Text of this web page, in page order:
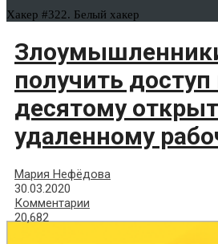
Хакер #322. Белый хакер
получить
десятому
удаленному
Мария Нефёдова
30.03.2020
Комментарии
20,682